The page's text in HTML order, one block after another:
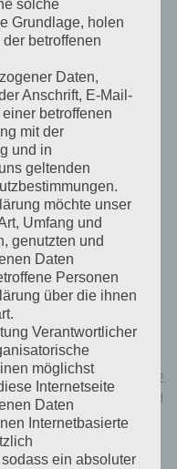
er über die aktuelle
kurz Bezug auf die am
in Thale. Dr.
der
Ausführungen zur
werden. Danach
Rahmen der „Allianz der
bei allen Zuchtfreunden
starken informativen
sich auf diesem
Unterstützung unserer IG-
Exkursion in die
Diese umfasst eine über
Etagen (Keller bis 2.
Geschichte und
erfahren.
Abendessen bildet eine
solche
Grundlage, holen
betroffenen
Daten,
Anschrift, E-Mail-
betroffenen
mit der
und in
geltenden
möchte unser
Umfang und
genutzten und
Daten
Personen
über die ihnen
Verantwortlicher
möglichst
Internetseite
Daten
Internetbasierte
ein absoluter